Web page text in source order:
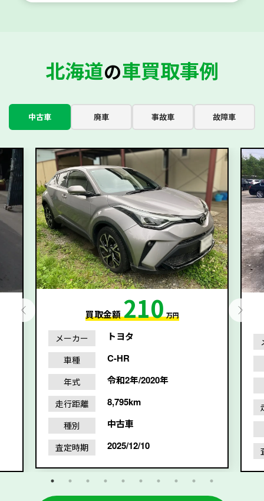
北海道の車買取事例
中古車 廃車 事故車 故障車
買取金額210 万円
メーカー トヨタ
車種 C-HR
年式 令和2年/2020年
走行距離 8,795km
種別 中古車
査定時期 2025/12/10